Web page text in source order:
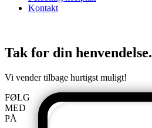
Kontakt
Tak for din henvendelse.
Vi vender tilbage hurtigst muligt!
FØLG
MED
PÅ